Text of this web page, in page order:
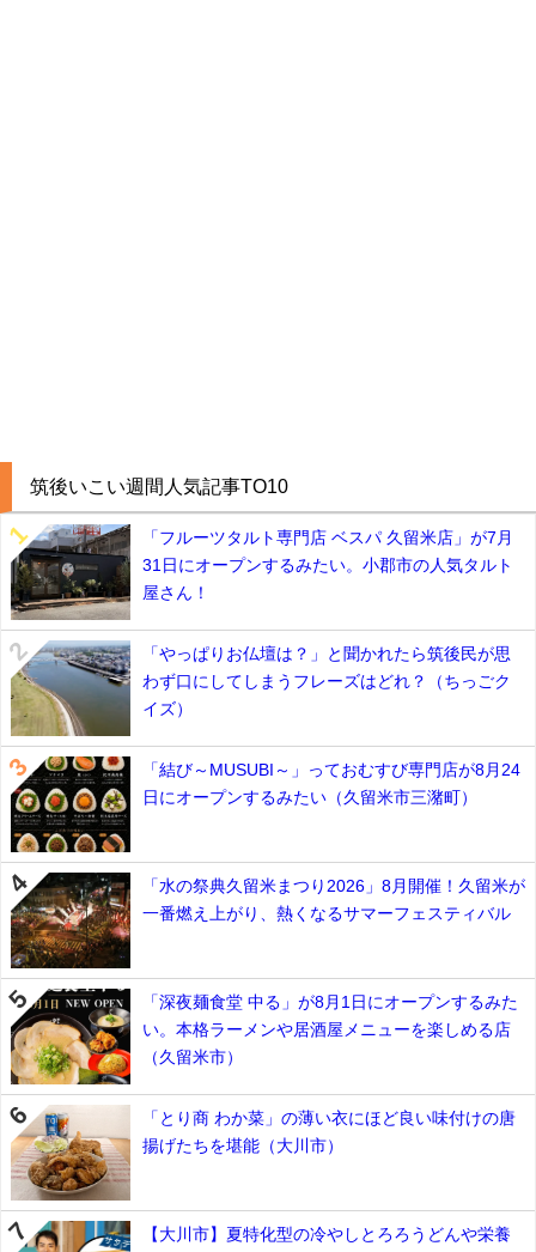
筑後いこい週間人気記事TO10
「フルーツタルト専門店 ベスパ 久留米店」が7月
31日にオープンするみたい。小郡市の人気タルト
屋さん！
「やっぱりお仏壇は？」と聞かれたら筑後民が思
わず口にしてしまうフレーズはどれ？（ちっごク
イズ）
「結び～MUSUBI～」っておむすび専門店が8月24
日にオープンするみたい（久留米市三潴町）
「水の祭典久留米まつり2026」8月開催！久留米が
一番燃え上がり、熱くなるサマーフェスティバル
「深夜麺食堂 中る」が8月1日にオープンするみた
い。本格ラーメンや居酒屋メニューを楽しめる店
（久留米市）
「とり商 わか菜」の薄い衣にほど良い味付けの唐
揚げたちを堪能（大川市）
【大川市】夏特化型の冷やしとろろうどんや栄養